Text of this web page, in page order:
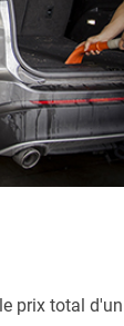
prix total